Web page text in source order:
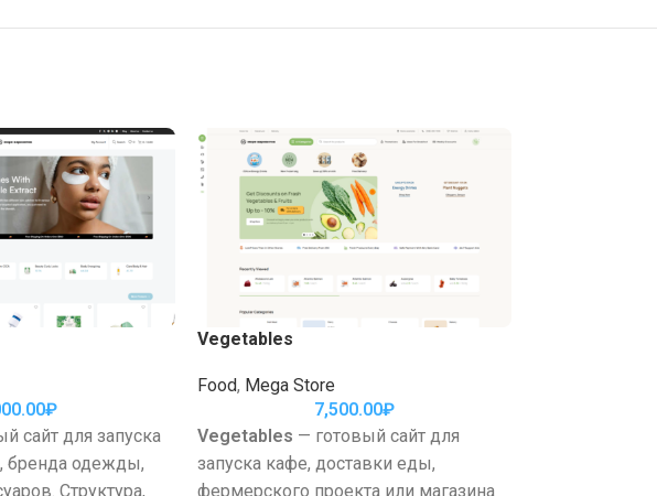
₽
сайт для запуска
бренда одежды,
Структура,
Vegetables
Food, Mega Store
7,500.00₽
Vegetables — готовый сайт для
запуска кафе, доставки еды,
фермерского проекта или магазина